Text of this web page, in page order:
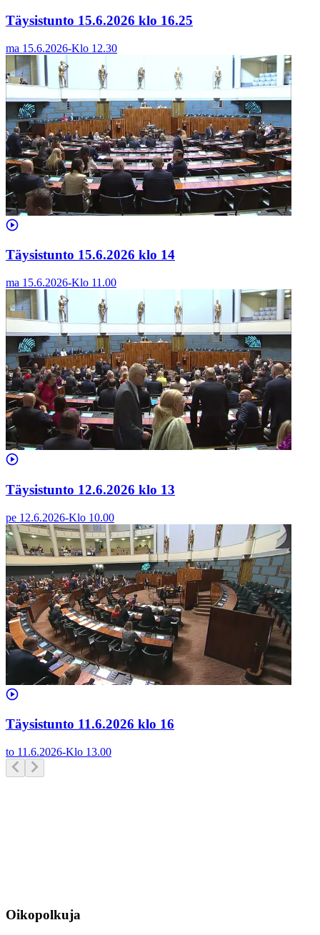
Täysistunto 15.6.2026 klo 16.25
ma 15.6.2026-Klo 12.30
Täysistunto 15.6.2026 klo 14
ma 15.6.2026-Klo 11.00
Täysistunto 12.6.2026 klo 13
pe 12.6.2026-Klo 10.00
Täysistunto 11.6.2026 klo 16
to 11.6.2026-Klo 13.00
Oikopolkuja